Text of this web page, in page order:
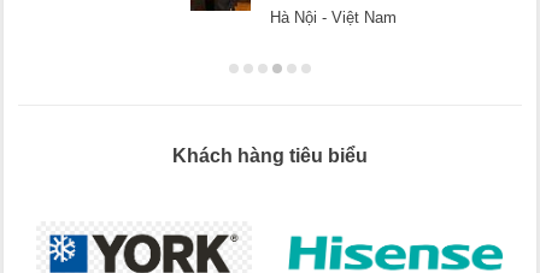
Hà Nội
Khách hàng tiêu biểu